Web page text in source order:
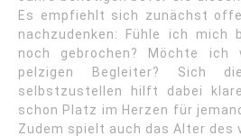
Es empfiehlt sich zunächst
nachzudenken: Fühle ich mich
noch gebrochen? Möchte ich
pelzigen Begleiter? Sich
selbstzustellen hilft dabei
schon Platz im Herzen für
Zudem spielt auch das Alter des